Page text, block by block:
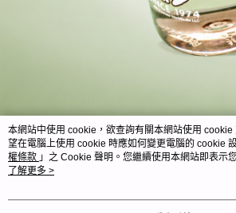
本網站中使用 cookie，欲查詢有關本網站使用
望在電腦上使用 cookie 時應如何變更電腦的 cookie
權條款 」之 Cookie 聲明。您繼續使用本網站即表示
用條款之 Cookie 聲明使用 cookie。
了解更多 >